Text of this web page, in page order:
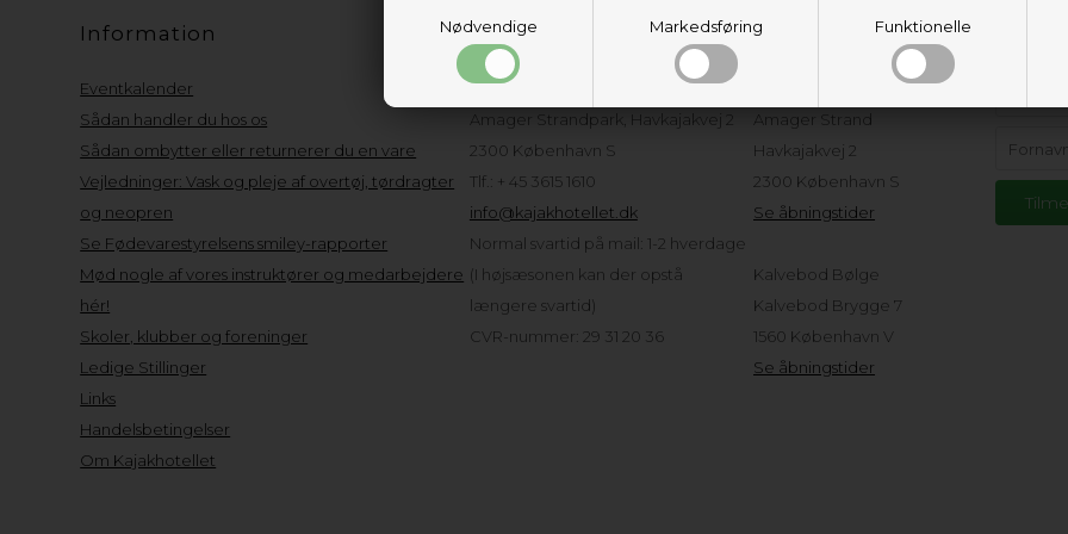
Nødvendige Markedsføring Funktionelle
Information
Eventkalender
Sådan handler du hos os
Sådan ombytter eller returnerer du en vare
Vejledninger: Vask og pleje af overtøj, tørdragter
og neopren
Se Fødevarestyrelsens smiley-rapporter
Mød nogle af vores instruktører og medarbejdere
hér!
Skoler, klubber og foreninger
Ledige Stillinger
Links
Handelsbetingelser
Om Kajakhotellet
Kundeservice
Kajakhotellet ApS
Amager Strandpark, Havkajakvej 2
2300 København S
Tlf.: + 45 3615 1610
info@kajakhotellet.dk
Normal svartid på mail: 1-2 hverdage
(I højsæsonen kan der opstå
længere svartid)
CVR-nummer: 29 31 20 36
Adresser og
åbningstider
Amager Strand
Havkajakvej 2
2300 København S
Se åbningstider
Kalvebod Bølge
Kalvebod Brygge 7
1560 København V
Se åbningstider
Hold